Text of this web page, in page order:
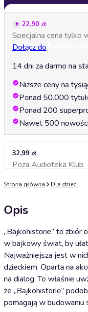
22,90 zł
Specjalna cena tylko
Dołącz do
14 dni za darmo na
Niższe ceny na
Ponad 50.000
Ponad 200
Nawet 500
32,99 zł
Poza Audioteka Klub
Strona główna Dla dzieci
Opis
„Bajkohistorie” to zbiór
w bajkowy świat, by
Najważniejsza jest w
dzieckiem. Oparta na
na dialog. To właśnie
że „Bajkohistorie”
pomagają w budowaniu